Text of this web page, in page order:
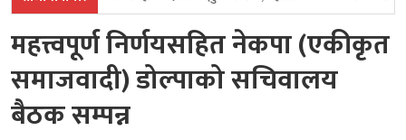
महत्त्वपूर्ण निर्णयसहित नेकपा (एकीकृत
समाजवादी) डोल्पाको सचिवालय
बैठक सम्पन्न